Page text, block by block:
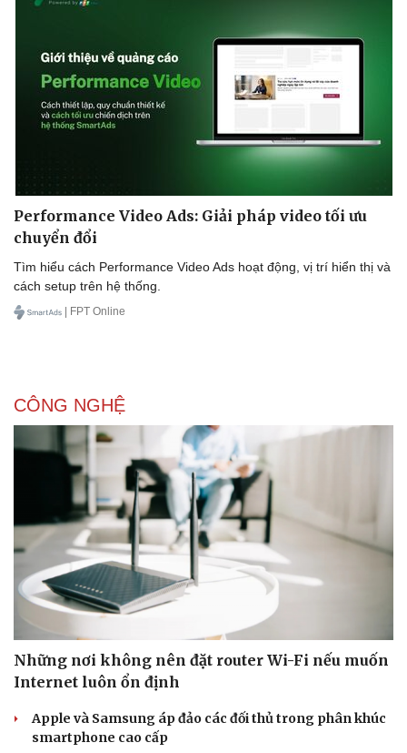
Doanh nghiệp
Thông tin doanh nghiệp
Doanh nghiệp 24h
Công nghệ
Trải nghiệm
Chuyển đổi số
Performance Video Ads: Giải pháp video tối ưu
chuyển đổi
Tìm hiểu cách Performance Video Ads hoạt động, vị trí hiển thị và
cách setup trên hệ thống.
| FPT Online
CÔNG NGHỆ
Những nơi không nên đặt router Wi-Fi nếu muốn
Internet luôn ổn định
Apple và Samsung áp đảo các đối thủ trong phân khúc
smartphone cao cấp